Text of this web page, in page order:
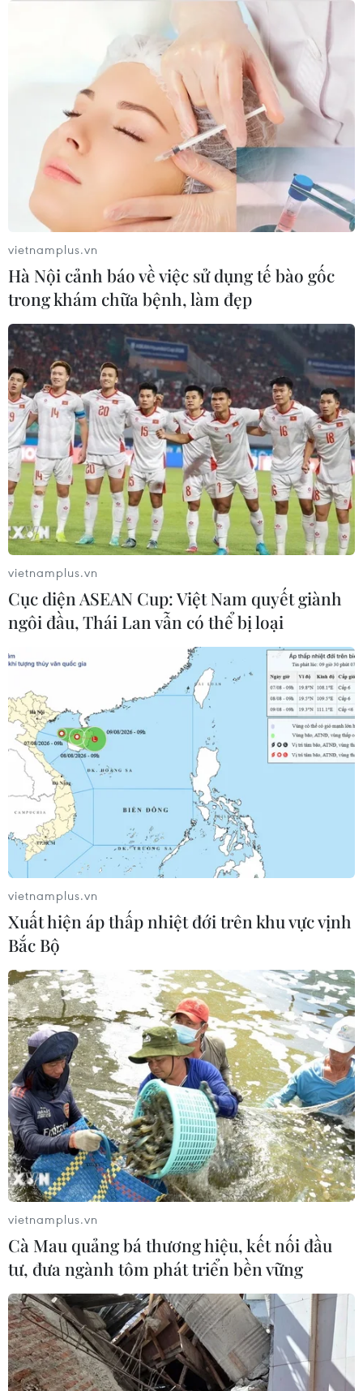
đã bày tỏ sự kính trọng đối với Chủ tịch Hồ Chí Minh và
chúc mừng đất nước và nhân dân Việt Nam, nhân kỷ
niệm 76 năm ngày Quốc khánh 2/9.
vietnamplus.vn
Hà Nội cảnh báo về việc sử dụng tế bào gốc
trong khám chữa bệnh, làm đẹp
vietnamplus.vn
Cục diện ASEAN Cup: Việt Nam quyết giành
ngôi đầu, Thái Lan vẫn có thể bị loại
vietnamplus.vn
Xuất hiện áp thấp nhiệt đới trên khu vực vịnh
Bắc Bộ
vietnamplus.vn
Cà Mau quảng bá thương hiệu, kết nối đầu
tư, đưa ngành tôm phát triển bền vững